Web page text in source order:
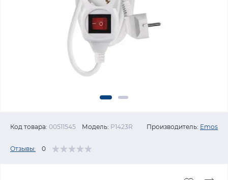
Код товара: 00511545 Модель: P1423R Производитель: Emos
Отзывы: 0